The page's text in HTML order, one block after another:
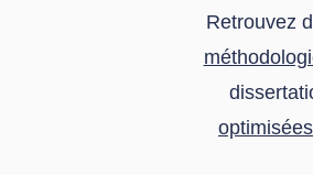
Retrouvez
optimisées